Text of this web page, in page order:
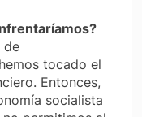
de
tocado el
Entonces,
socialista